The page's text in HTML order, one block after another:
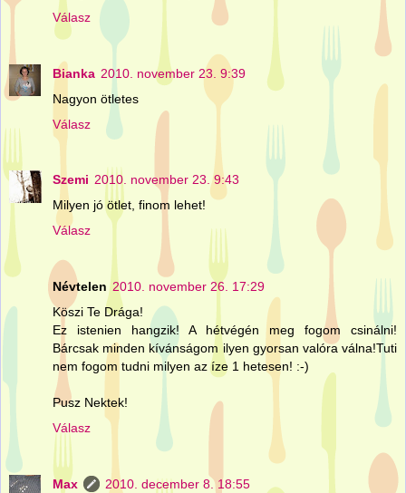
Válasz
Bianka 2010. november 23. 9:39
Nagyon ötletes
Válasz
Szemi 2010. november 23. 9:43
Milyen jó ötlet, finom lehet!
Válasz
Névtelen 2010. november 26. 17:29
Köszi Te Drága!
Ez istenien hangzik! A hétvégén meg fogom csinálni!
Bárcsak minden kívánságom ilyen gyorsan valóra válna!Tuti
nem fogom tudni milyen az íze 1 hetesen! :-)
Pusz Nektek!
Válasz
Max
2010. december 8. 18:55